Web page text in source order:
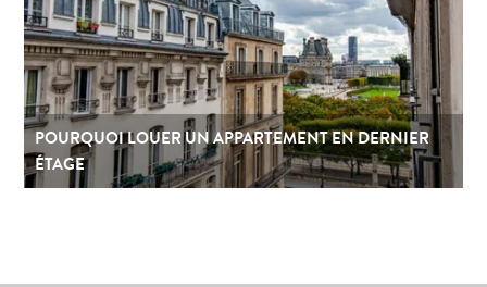
POURQUOI LOUER UN APPARTEMENT EN DERNIER
ÉTAGE